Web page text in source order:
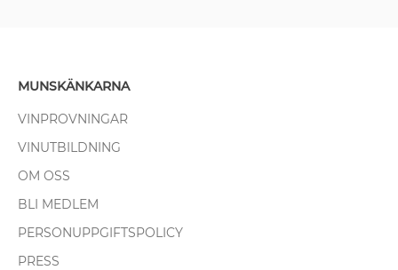
MUNSKÄNKARNA
VINPROVNINGAR
VINUTBILDNING
OM OSS
BLI MEDLEM
PERSONUPPGIFTSPOLICY
PRESS